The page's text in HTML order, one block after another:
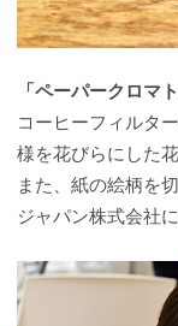
「ペーパークロマ
コーヒーフィルタ
様を花びらにした
また、紙の絵柄を
ジャパン株式会社